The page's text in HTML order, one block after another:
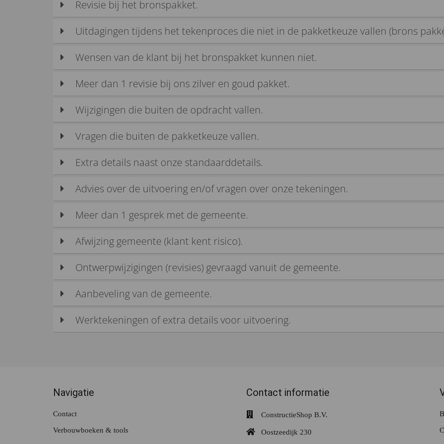
Revisie bij het bronspakket.
Uitdagingen tijdens het tekenproces die niet in de pakketkeuze vallen (brons
Wensen van de klant bij het bronspakket kunnen niet.
Meer dan 1 revisie bij ons zilver en goud pakket.
Wijzigingen die buiten de opdracht vallen.
Vragen die buiten de pakketkeuze vallen.
Extra details naast onze standaarddetails.
Advies over de uitvoering en/of vragen over onze tekeningen.
Meer dan 1 gesprek met de gemeente.
Afwijzing gemeente (klant kent risico).
Ontwerpwijzigingen (revisies) gevraagd vanuit de gemeente.
Aanbeveling van de gemeente.
Werktekeningen of extra details voor uitvoering.
Navigatie
Contact
Verbouwboeken & tools
Contact informatie
ConstructieShop B.V.
Oostzeedijk 230